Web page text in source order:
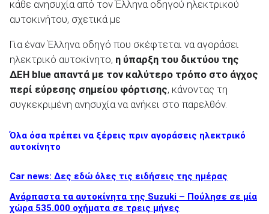
κάθε ανησυχία από τον Έλληνα οδηγού ηλεκτρικού
αυτοκινήτου, σχετικά με
Για έναν Έλληνα οδηγό που σκέφτεται να αγοράσει
ηλεκτρικό αυτοκίνητο, η ύπαρξη του δικτύου της
ΔΕΗ blue απαντά με τον καλύτερο τρόπο στο άγχος
περί εύρεσης σημείου φόρτισης, κάνοντας τη
συγκεκριμένη ανησυχία να ανήκει στο παρελθόν.
Όλα όσα πρέπει να ξέρεις πριν αγοράσεις ηλεκτρικό
αυτοκίνητο
Car news: Δες εδώ όλες τις ειδήσεις της ημέρας
Ανάρπαστα τα αυτοκίνητα της Suzuki – Πούλησε σε μία
χώρα 535.000 οχήματα σε τρεις μήνες